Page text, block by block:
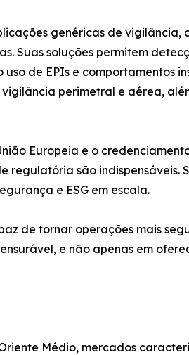
genéricas de vigilância,
Suas soluções permitem
de EPIs e comportamentos
perimetral e aérea,
Europeia e o
são
e ESG em escala.
de tornar operações mais
e não apenas em
Médio, mercados